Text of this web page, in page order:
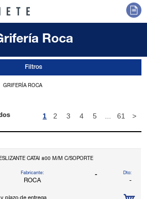
Roca
Filtros
GRIFERÍA ROCA
1 2 3 4 5 61 >
CATAI 800 M/M C/SOPORTE
Fabricante:
ROCA
- Dto:
-